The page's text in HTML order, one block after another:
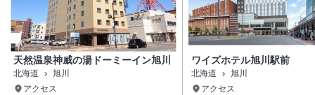
天然温泉神威の湯ドーミーイン旭川
北海道
旭川
アクセス
ワイズホテル旭川駅前
北海道
旭川
アクセス